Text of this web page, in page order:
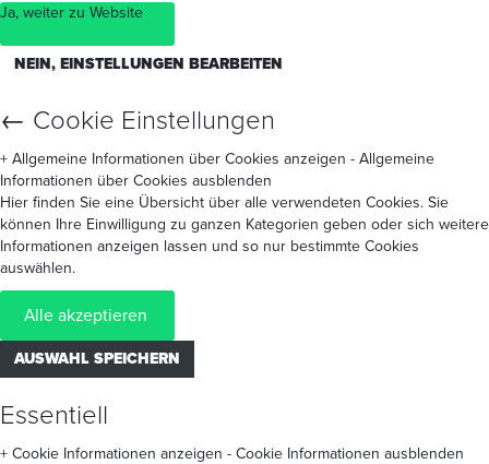
Ja, weiter zu Website
NEIN, EINSTELLUNGEN BEARBEITEN
← Cookie Einstellungen
+ Allgemeine Informationen über Cookies anzeigen - Allgemeine
Informationen über Cookies ausblenden
Hier finden Sie eine Übersicht über alle verwendeten Cookies. Sie
können Ihre Einwilligung zu ganzen Kategorien geben oder sich weitere
Informationen anzeigen lassen und so nur bestimmte Cookies
auswählen.
Alle akzeptieren
AUSWAHL SPEICHERN
Essentiell
+ Cookie Informationen anzeigen - Cookie Informationen ausblenden